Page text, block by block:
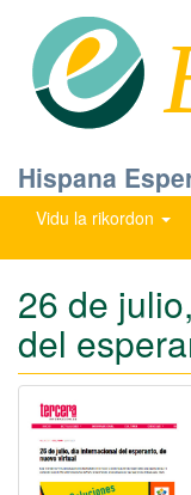
Hispana
Vidu la rikordon
26 de
del